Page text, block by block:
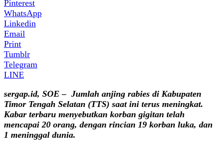
Pinterest
WhatsApp
Linkedin
Email
Print
Tumblr
Telegram
LINE
sergap.id, SOE – Jumlah anjing rabies di Kabupaten
Timor Tengah Selatan (TTS) saat ini terus meningkat.
Kabar terbaru menyebutkan korban gigitan telah
mencapai 20 orang, dengan rincian 19 korban luka, dan
1 meninggal dunia.